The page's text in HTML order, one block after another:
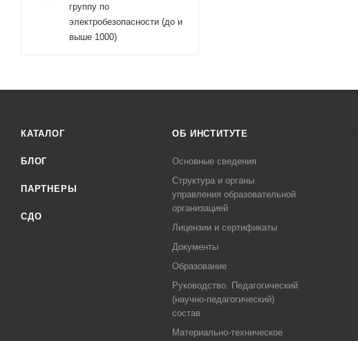
группу по
электробезопасности (до и
выше 1000)
КАТАЛОГ
БЛОГ
ПАРТНЕРЫ
СДО
ОБ ИНСТИТУТЕ
Основные сведения
Структура и органы
управления образовательной
организацией
Лицензии и сертификаты
Документы
Образование
Руководство. Педагогический
(научно-педагогический)
состав
Материально-техническое